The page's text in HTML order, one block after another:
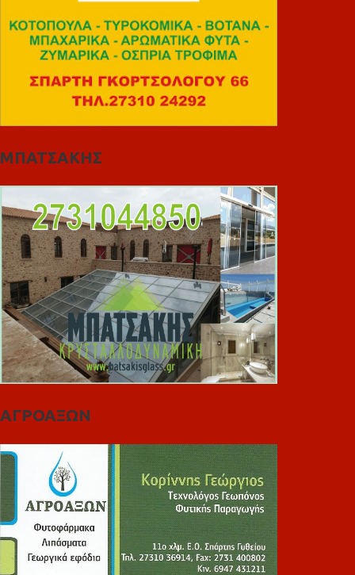
ΜΠΑΤΣΑΚΗΣ
ΑΓΡΟΑΞΩΝ